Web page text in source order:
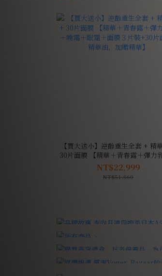
【買大送小】逆齡重生全套 + 精
30片面膜 【精華＋青春露＋彈力
晚霜＋眼霜＋面膜３片裝+30片面
華油，加贈精華】
NT$22,999
NT$51,860